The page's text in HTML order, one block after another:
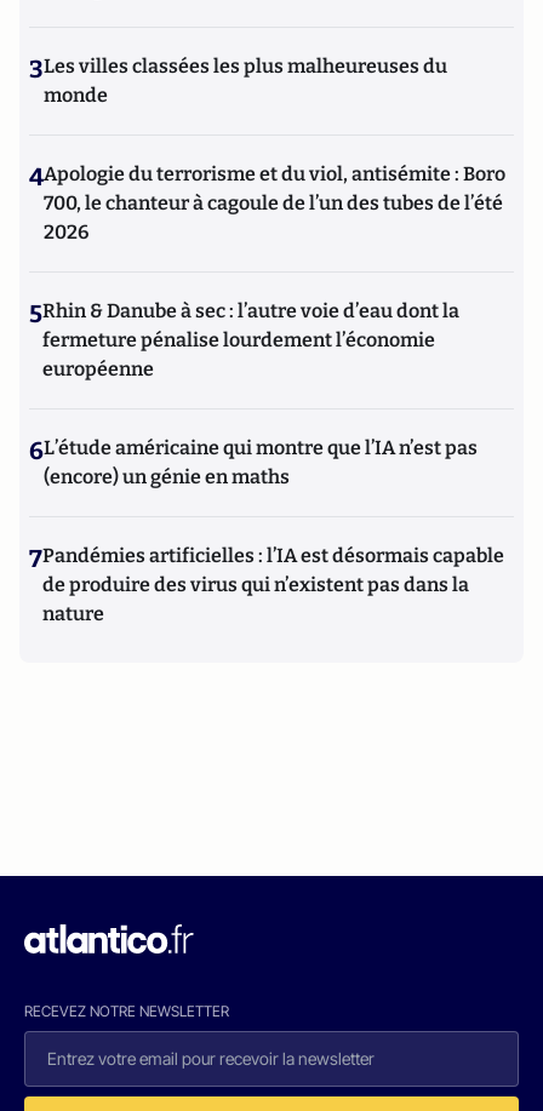
3Les villes classées les plus malheureuses du
monde
4Apologie du terrorisme et du viol, antisémite : Boro
700, le chanteur à cagoule de l’un des tubes de l’été
2026
5Rhin & Danube à sec : l’autre voie d’eau dont la
fermeture pénalise lourdement l’économie
européenne
6L’étude américaine qui montre que l’IA n’est pas
(encore) un génie en maths
7Pandémies artificielles : l’IA est désormais capable
de produire des virus qui n’existent pas dans la
nature
RECEVEZ NOTRE NEWSLETTER